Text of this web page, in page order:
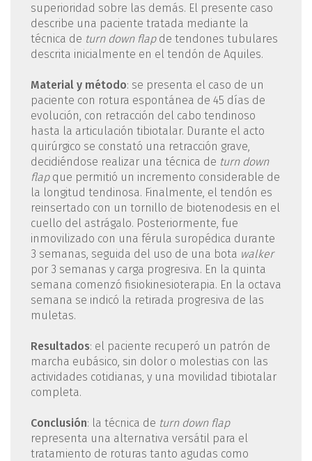
superioridad sobre las demás. El presente caso
describe una paciente tratada mediante la
técnica de turn down flapde tendones tubulares
descrita inicialmente en el tendón de Aquiles.
Material y método: se presenta el caso de un
paciente con rotura espontánea de 45 días de
evolución, con retracción del cabo tendinoso
hasta la articulación tibiotalar. Durante el acto
quirúrgico se constató una retracción grave,
decidiéndose realizar una técnica de turn down
flapque permitió un incremento considerable de
la longitud tendinosa. Finalmente, el tendón es
reinsertado con un tornillo de biotenodesis en el
cuello del astrágalo. Posteriormente, fue
inmovilizado con una férula suropédica durante
3 semanas, seguida del uso de una bota walker
por 3 semanas y carga progresiva. En la quinta
semana comenzó fisiokinesioterapia. En la octava
semana se indicó la retirada progresiva de las
muletas.
Resultados: el paciente recuperó un patrón de
marcha eubásico, sin dolor o molestias con las
actividades cotidianas, y una movilidad tibiotalar
completa.
Conclusión: la técnica de turn down flap
representa una alternativa versátil para el
tratamiento de roturas tanto agudas como